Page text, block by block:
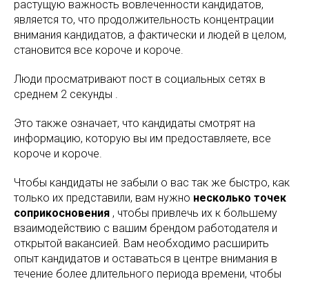
растущую важность вовлеченности кандидатов,
является то, что продолжительность концентрации
внимания кандидатов, а фактически и людей в целом,
становится все короче и короче.
Люди просматривают пост в социальных сетях в
среднем 2 секунды .
Это также означает, что кандидаты смотрят на
информацию, которую вы им предоставляете, все
короче и короче.
Чтобы кандидаты не забыли о вас так же быстро, как
только их представили, вам нужно несколько точек
соприкосновения , чтобы привлечь их к большему
взаимодействию с вашим брендом работодателя и
открытой вакансией. Вам необходимо расширить
опыт кандидатов и оставаться в центре внимания в
течение более длительного периода времени, чтобы